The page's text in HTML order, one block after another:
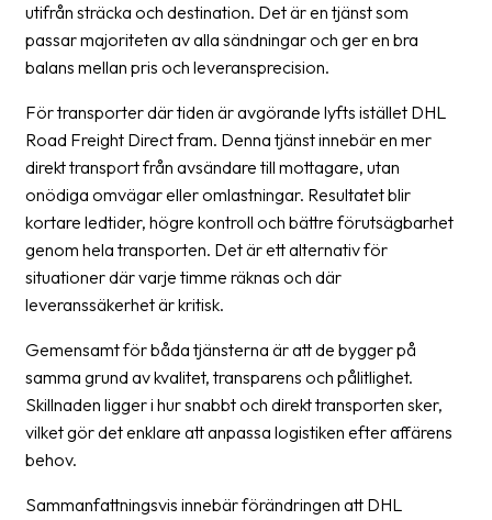
Om
Fraktjakt
Pressrum
Medarbetare
Jobb
&
karriär
Nyhetsarkiv
oss
Villkor
utifrån sträcka och destination. Det är en tjänst som
passar majoriteten av alla sändningar och ger en bra
balans mellan pris och leveransprecision.
För transporter där tiden är avgörande lyfts istället DHL
Road Freight Direct fram. Denna tjänst innebär en mer
direkt transport från avsändare till mottagare, utan
onödiga omvägar eller omlastningar. Resultatet blir
kortare ledtider, högre kontroll och bättre förutsägbarhet
genom hela transporten. Det är ett alternativ för
situationer där varje timme räknas och där
leveranssäkerhet är kritisk.
Gemensamt för båda tjänsterna är att de bygger på
samma grund av kvalitet, transparens och pålitlighet.
Skillnaden ligger i hur snabbt och direkt transporten sker,
vilket gör det enklare att anpassa logistiken efter affärens
behov.
Sammanfattningsvis innebär förändringen att DHL